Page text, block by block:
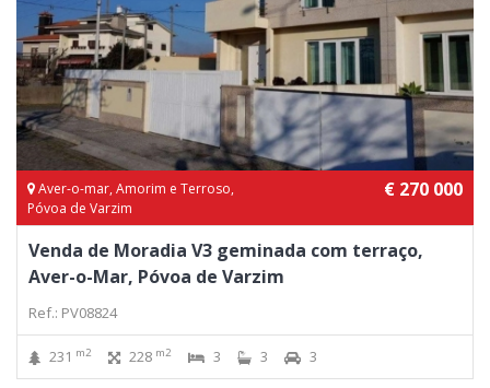
Aver-o-mar, Amorim e Terroso,
Póvoa de Varzim
€ 270 000
Venda de Moradia V3 geminada com terraço,
Aver-o-Mar, Póvoa de Varzim
Ref.: PV08824
231 m2 228 m2 3 3 3